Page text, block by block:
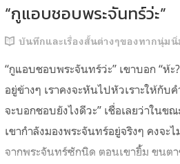
“กูแอบชอบพระจันทร์ว่ะ”
บันทึกและเรื่องสั้นต่างๆของทากนุ่มนิ่
“กูแอบชอบพระจันทร์ว่ะ” เขาบอก “ห้ะ
อยู่ข้างๆ เราคงจะหันไปหัวเราะให้กับ
จะบอกชอบยังไงดีวะ” เชื่อเลยว่าในข
เขากำลังมองพระจันทร์อยู่จริงๆ คงจะไ
จากพระจันทร์ซักนิด ตอนเขายิ้ม ขนตา